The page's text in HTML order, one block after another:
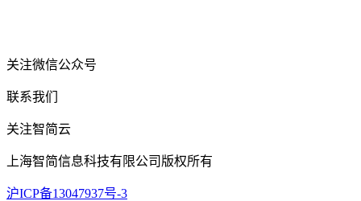
关注微信公众号
联系我们
关注智简云
上海智简信息科技有限公司版权所有
沪ICP备13047937号-3